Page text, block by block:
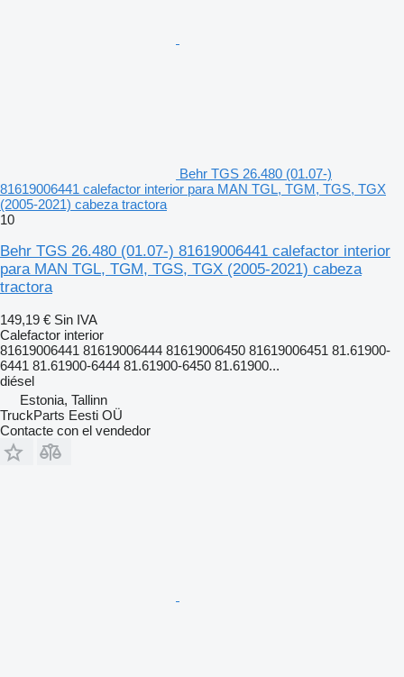
Behr TGS 26.480 (01.07-)
81619006441 calefactor interior para MAN TGL, TGM, TGS, TGX
(2005-2021) cabeza tractora
10
Behr TGS 26.480 (01.07-) 81619006441 calefactor interior
para MAN TGL, TGM, TGS, TGX (2005-2021) cabeza
tractora
149,19 € Sin IVA
Calefactor interior
81619006441 81619006444 81619006450 81619006451 81.61900-
6441 81.61900-6444 81.61900-6450 81.61900...
diésel
Estonia, Tallinn
TruckParts Eesti OÜ
Contacte con el vendedor